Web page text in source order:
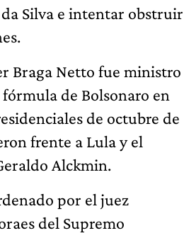
Silva e intentar obstruir
Braga Netto fue ministro
de Bolsonaro en
de octubre de
frente a Lula y el
Alckmin.
por el juez
del Supremo